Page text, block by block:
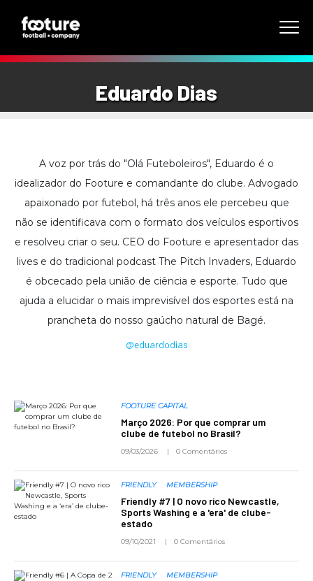
Eduardo Dias
A voz por trás do "Olá Futeboleiros", Eduardo é o
idealizador do Footure e comandante do clube. Advogado
apaixonado por futebol, há três anos ele percebeu que
não se identificava com o formato dos veículos esportivos
e resolveu criar o seu. CEO do Footure e apresentador das
lives e do tradicional podcast The Pitch Invaders, Eduardo
é obcecado pela união de ciência e esporte. Tudo que
ajuda a elucidar o mais imprevisível dos esportes está na
prancheta do nosso gaúcho natural de Bagé.
@eduardodias
FOOTURE CAPITAL
Março 2026: Por que comprar um
clube de futebol no Brasil?
09/03/2026 0 Comentários
FRIENDLY MEMBERSHIP
Friendly #7 | O novo rico Newcastle,
Sports Washing e a 'era' de clube-
estado
09/10/2021 0 Comentários
FRIENDLY MEMBERSHIP